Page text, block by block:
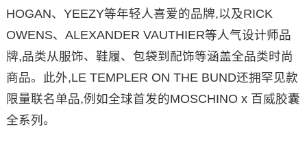
HOGAN、YEEZY等年轻人喜爱的品牌,以及RICK
OWENS、ALEXANDER VAUTHIER等人气设计师品
牌,品类从服饰、鞋履、包袋到配饰等涵盖全品类时尚
商品。此外,LE TEMPLER ON THE BUND还拥罕见款
限量联名单品,例如全球首发的MOSCHINO x 百威胶囊
全系列。